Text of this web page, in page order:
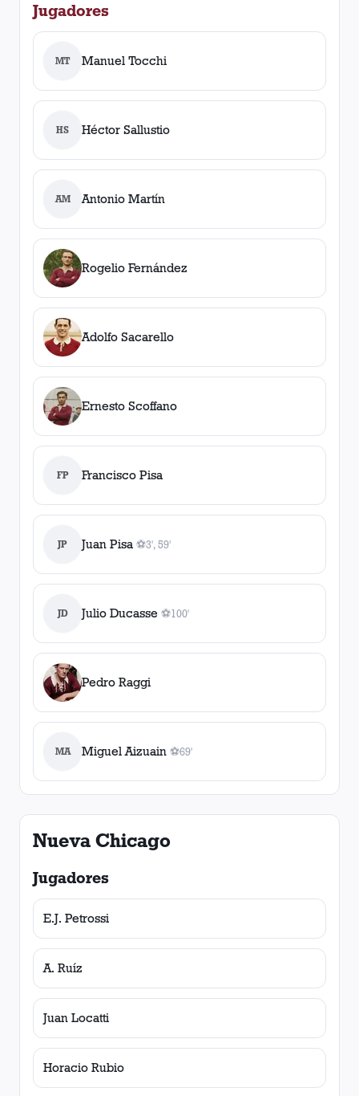
Jugadores
MT Manuel Tocchi
HS Héctor Sallustio
AM Antonio Martín
Rogelio Fernández
Adolfo Sacarello
Ernesto Scoffano
FP Francisco Pisa
JP Juan Pisa ⚽
2goles
3', 59'
JD Julio Ducasse ⚽
1gol, 100'
100'
Pedro Raggi
MA Miguel Aizuain ⚽
1gol
69'
Nueva Chicago
Jugadores
E.J. Petrossi
A. Ruíz
Juan Locatti
Horacio Rubio